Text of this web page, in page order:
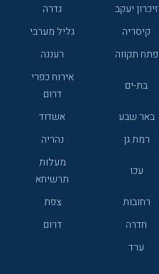
זיכרון יעקב
גדרה
קיסריה
גליל מערבי
פתח תקווה
רעננה
בת-ים
אירוח כפרי
דרום
באר שבע
אשדוד
רמת גן
נהריה
עכו
מעלות
תרשיחא
רחובות
צפת
חדרה
דרום
ערד